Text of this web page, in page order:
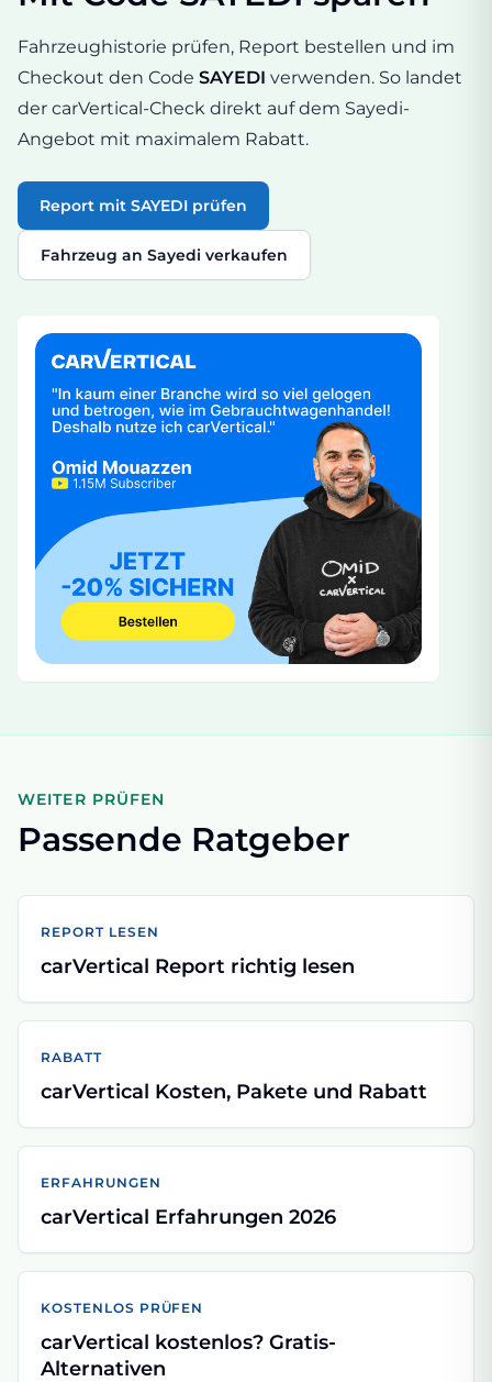
Fahrzeughistorie prüfen, Report bestellen und im
Checkout den Code SAYEDI verwenden. So landet
der carVertical-Check direkt auf dem Sayedi-
Angebot mit maximalem Rabatt.
Report mit SAYEDI prüfen
Fahrzeug an Sayedi verkaufen
WEITER PRÜFEN
Passende Ratgeber
REPORT LESEN
carVertical Report richtig lesen
RABATT
carVertical Kosten, Pakete und Rabatt
ERFAHRUNGEN
carVertical Erfahrungen 2026
KOSTENLOS PRÜFEN
carVertical kostenlos? Gratis-
Alternativen